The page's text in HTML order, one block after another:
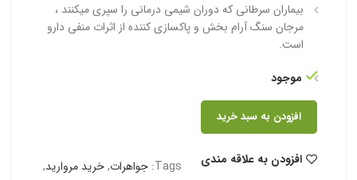
بیماران سرطانی که دوران شیمی درمانی را سپری میکنند ،
مرجان سنگ آرام بخش و پاکسازی کننده از اثرات منفی دارو
است.
موجود
افزودن به سبد خرید
افزودن به علاقه مندی Tags: جواهرات,خرید مروارید,